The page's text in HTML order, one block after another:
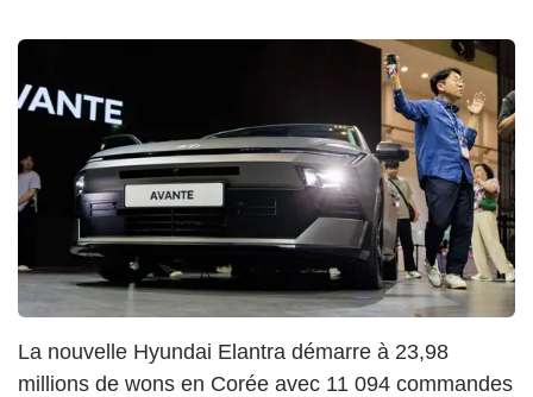
La nouvelle Hyundai Elantra démarre à 23,98
millions de wons en Corée avec 11 094 commandes